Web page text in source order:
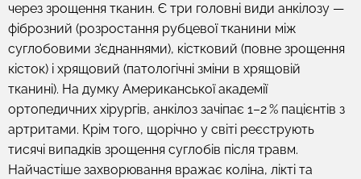
через зрощення тканин. Є три головні види анкілозу —
фіброзний (розростання рубцевої тканини між
суглобовими з'єднаннями), кістковий (повне зрощення
кісток) і хрящовий (патологічні зміни в хрящовій
тканині). На думку Американської академії
ортопедичних хірургів, анкілоз зачіпає 1–2 % пацієнтів з
артритами. Крім того, щорічно у світі реєструють
тисячі випадків зрощення суглобів після травм.
Найчастіше захворювання вражає коліна, лікті та